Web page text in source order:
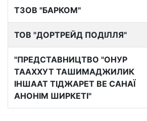
ТЗОВ "БАРКОМ"
ТОВ "ДОРТРЕЙД ПОДІЛЛЯ"
"ПРЕДСТАВНИЦТВО "ОНУР
ТААХХУТ ТАШИМАДЖИЛИК
ІНШААТ ТІДЖАРЕТ ВЕ САНАЇ
АНОНІМ ШИРКЕТІ"